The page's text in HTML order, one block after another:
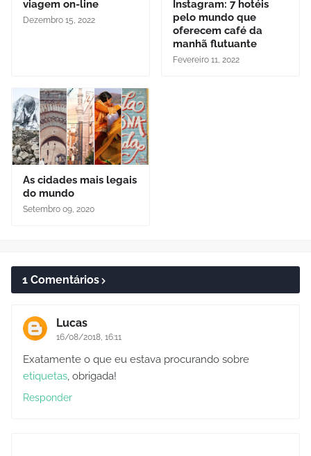
viagem on-line
Dezembro 15, 2022
Instagram: 7 hotéis
pelo mundo que
oferecem café da
manhã flutuante
Fevereiro 11, 2022
As cidades mais legais
do mundo
Setembro 09, 2020
1 Comentários
Lucas
16/08/2018, 16:11
Exatamente o que eu estava procurando sobre
etiquetas, obrigada!
Responder